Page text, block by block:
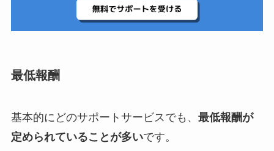
最低報酬
基本的にどのサポートサービスでも、 最低報酬が
定められていることが多いです。